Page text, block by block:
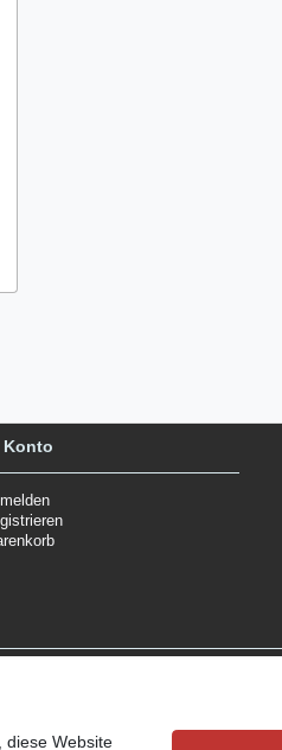
Konto
diese Website